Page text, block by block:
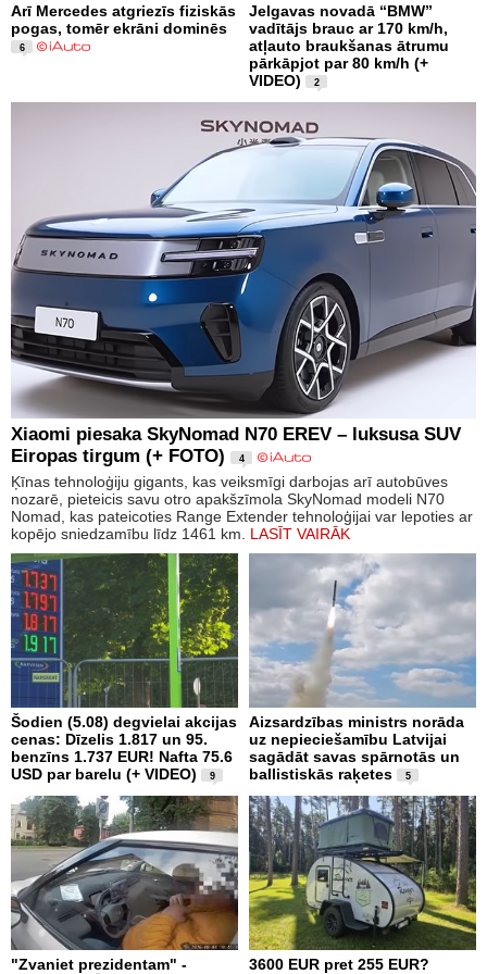
Arī Mercedes atgriezīs fiziskās
pogas, tomēr ekrāni dominēs
6
Jelgavas novadā “BMW”
vadītājs brauc ar 170 km/h,
atļauto braukšanas ātrumu
pārkāpjot par 80 km/h (+
VIDEO)
2
Xiaomi piesaka SkyNomad N70 EREV – luksusa SUV
Eiropas tirgum (+ FOTO)
4
Ķīnas tehnoloģiju gigants, kas veiksmīgi darbojas arī autobūves
nozarē, pieteicis savu otro apakšzīmola SkyNomad modeli N70
Nomad, kas pateicoties Range Extender tehnoloģijai var lepoties ar
kopējo sniedzamību līdz 1461 km. LASĪT VAIRĀK
Šodien (5.08) degvielai akcijas
cenas: Dīzelis 1.817 un 95.
benzīns 1.737 EUR! Nafta 75.6
USD par barelu (+ VIDEO)
9
Aizsardzības ministrs norāda
uz nepieciešamību Latvijai
sagādāt savas spārnotās un
ballistiskās raķetes
5
"Zvaniet prezidentam" -
3600 EUR pret 255 EUR?